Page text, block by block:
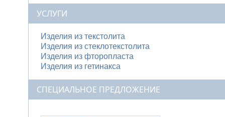
УСЛУГИ
Изделия из текстолита
Изделия из стеклотекстолита
Изделия из фторопласта
Изделия из гетинакса
СПЕЦИАЛЬНОЕ ПРЕДЛОЖЕНИЕ